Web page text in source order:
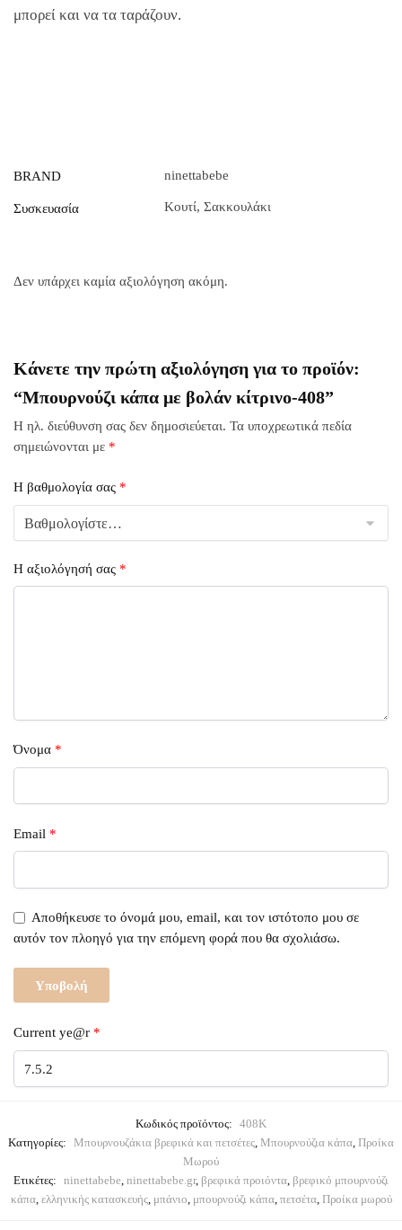
μπορεί και να τα ταράζουν.
BRAND ninettabebe
Συσκευασία Κουτί, Σακκουλάκι
Δεν υπάρχει καμία αξιολόγηση ακόμη.
Κάνετε την πρώτη αξιολόγηση για το προϊόν:
“Μπουρνούζι κάπα με βολάν κίτρινο-408”
Η ηλ. διεύθυνση σας δεν δημοσιεύεται. Τα υποχρεωτικά πεδία
σημειώνονται με *
Η βαθμολογία σας *
Η αξιολόγησή σας *
Όνομα *
Email *
Αποθήκευσε το όνομά μου, email, και τον ιστότοπο μου σε
αυτόν τον πλοηγό για την επόμενη φορά που θα σχολιάσω.
Current ye@r *
Κωδικός προϊόντος: 408K
Κατηγορίες: Μπουρνουζάκια βρεφικά και πετσέτες Μπουρνούζια κάπα Προίκα
Μωρού
Ετικέτες: ninettabebe ninettabebe.gr, βρεφικά προιόντα βρεφικό μπουρνούζι
κάπα, ελληνικής κατασκευής, μπάνιο μπουρνούζι κάπα, πετσέτα, Προίκα μωρού